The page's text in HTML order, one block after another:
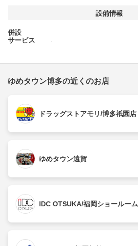
設備情報
併設
サービス
ゆめタウン博多の近くのお店
ドラッグストアモリ/博多祇園店
ゆめタウン遠賀
IDC OTSUKA/福岡ショールーム